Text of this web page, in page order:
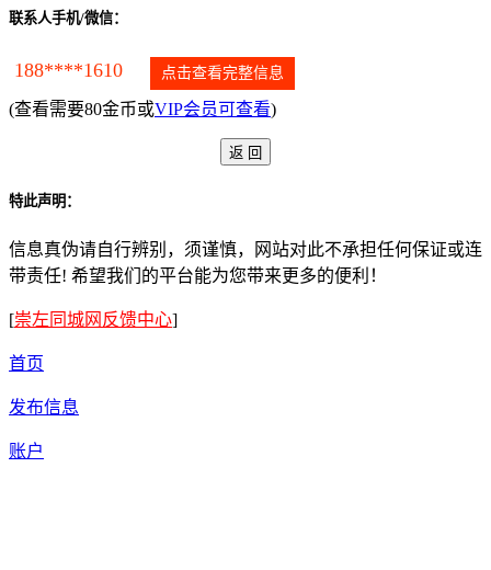
联系人手机/微信：
188****1610 点击查看完整信息
(查看需要80金币或VIP会员可查看)
特此声明：
信息真伪请自行辨别，须谨慎，网站对此不承担任何保证或连
带责任! 希望我们的平台能为您带来更多的便利！
[崇左同城网反馈中心]
首页
发布信息
账户